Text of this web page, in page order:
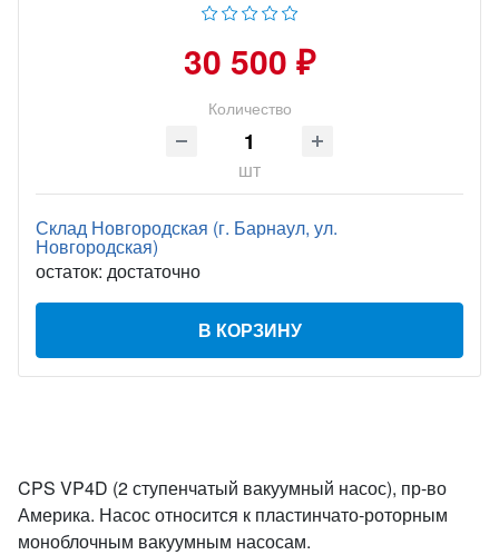
30 500 ₽
Количество
шт
Склад Новгородская (г. Барнаул, ул.
Новгородская)
остаток: достаточно
В КОРЗИНУ
CPS VP4D (2 ступенчатый вакуумный насос), пр-во
Америка. Насос относится к пластинчато-роторным
моноблочным вакуумным насосам.